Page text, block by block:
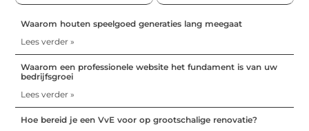
Waarom houten speelgoed generaties lang meegaat
Lees verder »
Waarom een professionele website het fundament is van uw
bedrijfsgroei
Lees verder »
Hoe bereid je een VvE voor op grootschalige renovatie?